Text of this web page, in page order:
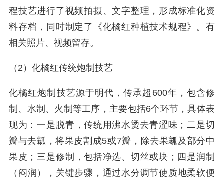
程技艺进行了视频拍摄、文字整理，形成标准化资
料存档，同时制定了《化橘红种植技术规程》。有
相关照片、视频留存。
（2）化橘红传统炮制技艺‌‌
化橘红炮制技艺源于明代，传承超600年，包含修
制、水制、火制等工序，主要包括6个环节，具体表
现为：一是‌脱青，传统用沸水烫去青涩味；二是‌切
瓣与去瓤，将果皮割成5或7瓣，除去果瓤及部分中
果皮；三是‌修制，包括净选、切丝或块；四是‌润制
（闷润），关键步骤，通过水分调节使质地柔软便